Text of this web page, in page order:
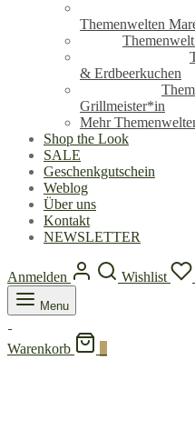
Themenwelten
& Erdbeerkuchen
Grillmeister*in
Mehr
Shop the Look
SALE
Geschenkgutschein
Weblog
Über uns
Kontakt
NEWSLETTER
Anmelden Wishlist
Menu
Warenkorb